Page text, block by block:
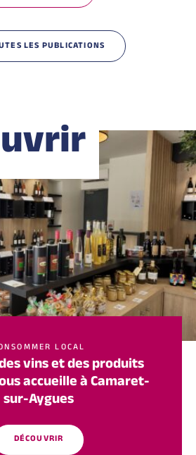
LES PUBLICATIONS
LOCAL
vins et des produits
accueille à Camaret-
sur-Aygues
DÉCOUVRIR